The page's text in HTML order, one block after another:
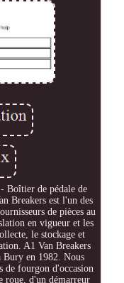
Boîtier de pédale de
Breakers est l'un des
de pièces au
en vigueur et les
le stockage et
A1 Van Breakers
Bury en 1982. Nous
de fourgon d'occasion
roue, d'un démarreur